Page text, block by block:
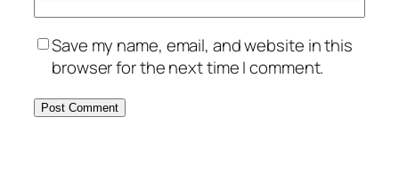
Save my name, email, and website in this
browser for the next time I comment.